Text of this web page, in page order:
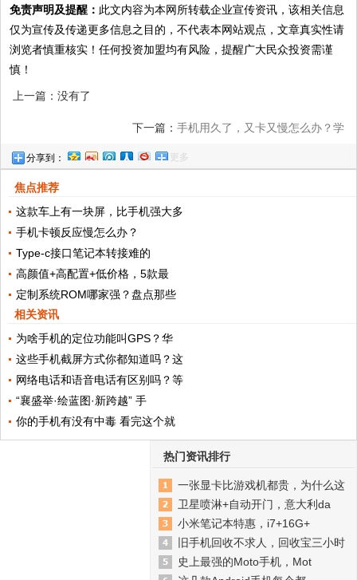
免责声明及提醒： 此文内容为本网所转载企业宣传资讯，该相关信息
仅为宣传及传递更多信息之目的，不代表本网站观点，文章真实性请
浏览者慎重核实！任何投资加盟均有风险，提醒广大民众投资需谨
慎！
上一篇：没有了
下一篇： 手机用久了，又卡又慢怎么办？学
分享到： 更多
焦点推荐
这款车上有一块屏，比手机强大多
手机卡顿反应慢怎么办？
Type-c接口笔记本转接难的
高颜值+高配置+低价格，5款最
定制系统ROM哪家强？盘点那些
相关资讯
为啥手机的定位功能叫GPS？华
这些手机截屏方式你都知道吗？这
网络电话和语音电话有区别吗？等
“襄盛举·绘蓝图·新跨越” 手
你的手机有没有中毒 看完这个就
热门资讯排行
一张显卡比游戏机都贵，为什么这
卫星喷淋+自动开门，意大利da
小米笔记本特惠，i7+16G+
旧手机回收不求人，回收宝三小时
史上最强的Moto手机，Mot